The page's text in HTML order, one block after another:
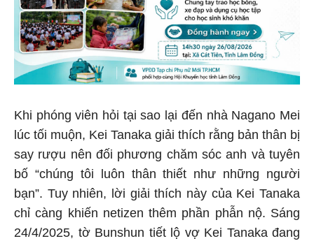
Khi phóng viên hỏi tại sao lại đến nhà Nagano Mei
lúc tối muộn, Kei Tanaka giải thích rằng bản thân bị
say rượu nên đối phương chăm sóc anh và tuyên
bố “chúng tôi luôn thân thiết như những người
bạn”. Tuy nhiên, lời giải thích này của Kei Tanaka
chỉ càng khiến netizen thêm phần phẫn nộ. Sáng
24/4/2025, tờ Bunshun tiết lộ vợ Kei Tanaka đang